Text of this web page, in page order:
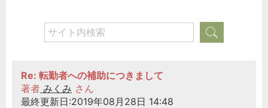
Re: 転勤者への補助につきまして
著者 みくみ さん
最終更新日:2019年08月28日 14:48